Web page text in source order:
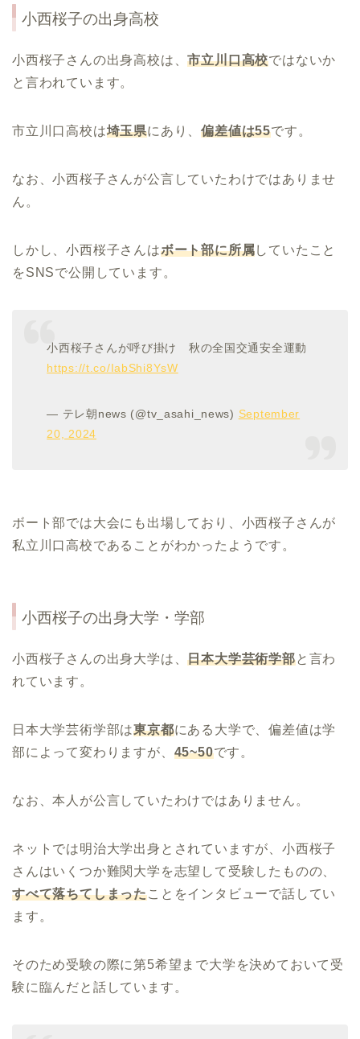
小西桜子の出身高校
小西桜子さんの出身高校は、市立川口高校ではないか
と言われています。
市立川口高校は埼玉県にあり、偏差値は55です。
なお、小西桜子さんが公言していたわけではありませ
ん。
しかし、小西桜子さんはボート部に所属していたこと
をSNSで公開しています。
小西桜子さんが呼び掛け 秋の全国交通安全運動
https://t.co/IabShi8YsW
— テレ朝news (@tv_asahi_news) September
20, 2024
ボート部では大会にも出場しており、小西桜子さんが
私立川口高校であることがわかったようです。
小西桜子の出身大学・学部
小西桜子さんの出身大学は、日本大学芸術学部と言わ
れています。
日本大学芸術学部は東京都にある大学で、偏差値は学
部によって変わりますが、 45~50です。
なお、本人が公言していたわけではありません。
ネットでは明治大学出身とされていますが、小西桜子
さんはいくつか難関大学を志望して受験したものの、
すべて落ちてしまったことをインタビューで話してい
ます。
そのため受験の際に第5希望まで大学を決めておいて受
験に臨んだと話しています。